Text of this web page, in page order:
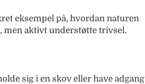
eksempel på, hvordan naturen
men aktivt understøtte trivsel.
sig i en skov eller have adgang